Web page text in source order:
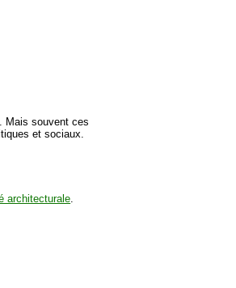
Mais souvent ces
et sociaux.
architecturale